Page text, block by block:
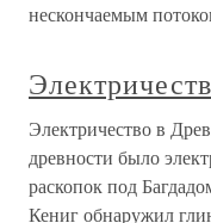
нескончаемым
Электричество в
древности было
раскопок под
Кениг обнаружил